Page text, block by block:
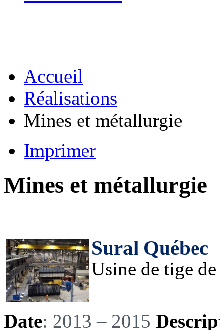
Accueil
Réalisations
Mines et métallurgie
Imprimer
Mines et métallurgie
Sural Québec
Usine de tige
Date: 2013 – 2015